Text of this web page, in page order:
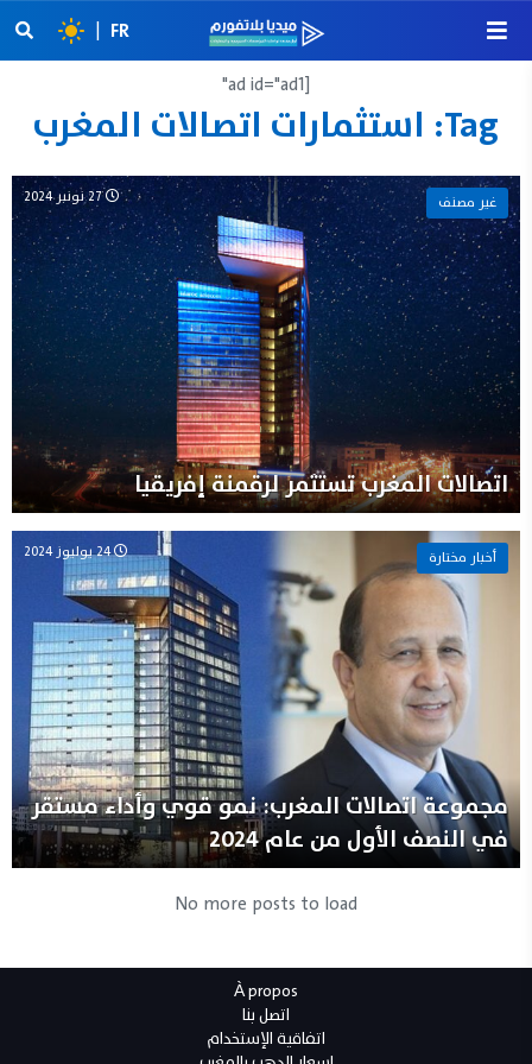
FR
|
[ad id="ad1"
Tag: استثمارات اتصالات المغرب
غير مصنف
اتصالات المغرب تستثمر لرقمنة إفريقيا
27 نونبر 2024
أخبار مختارة
مجموعة اتصالات المغرب: نمو قوي وأداء مستقر
في النصف الأول من عام 2024
24 يوليوز 2024
No more posts to load
À propos
اتصل بنا
اتفاقية الإستخدام